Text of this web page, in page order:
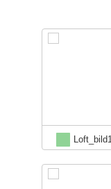
Loft_bild1